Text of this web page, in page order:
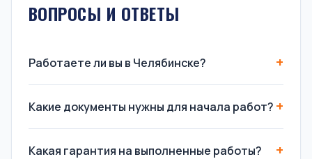
ВОПРОСЫ И ОТВЕТЫ
Работаете ли вы в Челябинске?
Какие документы нужны для начала работ?
Какая гарантия на выполненные работы?